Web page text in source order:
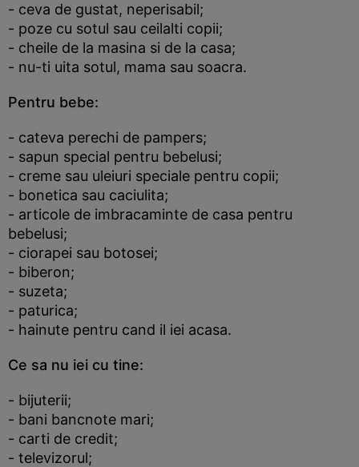
- ceva de gustat, neperisabil;
- poze cu sotul sau ceilalti copii;
- cheile de la masina si de la casa;
- nu-ti uita sotul, mama sau soacra.
Pentru bebe:
- cateva perechi de pampers;
- sapun special pentru bebelusi;
- creme sau uleiuri speciale pentru copii;
- bonetica sau caciulita;
- articole de imbracaminte de casa pentru
bebelusi;
- ciorapei sau botosei;
- biberon;
- suzeta;
- paturica;
- hainute pentru cand il iei acasa.
Ce sa nu iei cu tine:
- bijuterii;
- bani bancnote mari;
- carti de credit;
- televizorul;